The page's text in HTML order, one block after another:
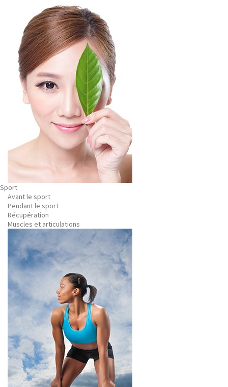
Sport
Avant le sport
Pendant le sport
Récupération
Muscles et articulations